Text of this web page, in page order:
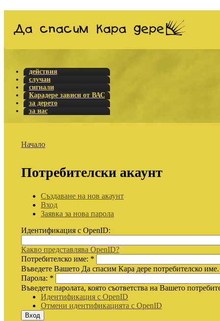
действия
случаи
сигнали
Карадере зависи от ВАС
за дерето
за нас
Начало
Потребителски акаунт
Създаване на нов акаунт
Вход
Заявка за нова парола
Идентификация с OpenID:
Какво представлява OpenID?
Потребителско име: *
Въведете Вашето Да спасим Кара дере потребителско име.
Парола: *
Въведете паролата, която съответства на Вашето
Идентификация с OpenID
Отмени идентификацията с OpenID